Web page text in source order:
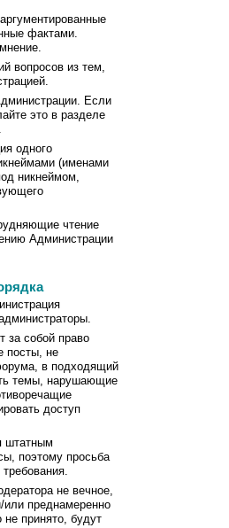
фактами.
вопросов из тем,
Если
это в разделе
одного
(именами
никнеймом,
чтение
Администрации
за собой право
посты, не
в подходящий
темы, нарушающие
доступ
штатным
поэтому просьба
не вечное,
преднамеренно
принято, будут